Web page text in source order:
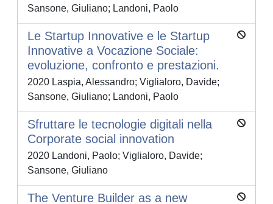
Sansone, Giuliano; Landoni, Paolo
Le Startup Innovative e le Startup
Innovative a Vocazione Sociale:
evoluzione, confronto e prestazioni.
2020 Laspia, Alessandro; Viglialoro, Davide;
Sansone, Giuliano; Landoni, Paolo
Sfruttare le tecnologie digitali nella
Corporate social innovation
2020 Landoni, Paolo; Viglialoro, Davide;
Sansone, Giuliano
The Venture Builder as a new